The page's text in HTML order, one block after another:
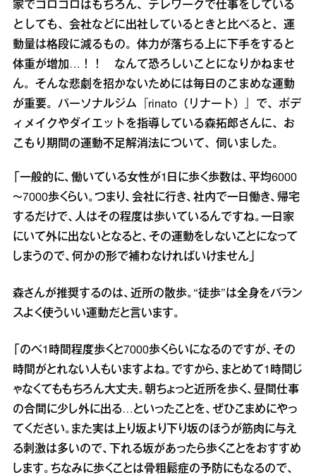
家でゴロゴロはもちろん、テレワークで仕事をしている
としても、会社などに出社しているときと比べると、運
動量は格段に減るもの。体力が落ちる上に下手をすると
体重が増加…！！ なんて恐ろしいことになりかねませ
ん。そんな悲劇を招かないためには毎日のこまめな運動
が重要。パーソナルジム『rinato（リナート）』で、ボデ
ィメイクやダイエットを指導している森拓郎さんに、お
こもり期間の運動不足解消法について、伺いました。
「一般的に、働いている女性が1日に歩く歩数は、平均6000
～7000歩くらい。つまり、会社に行き、社内で一日働き、帰宅
するだけで、人はその程度は歩いているんですね。一日家
にいて外に出ないとなると、その運動をしないことになって
しまうので、何かの形で補わなければいけません」
森さんが推奨するのは、近所の散歩。“徒歩”は全身をバラン
スよく使ういい運動だと言います。
「のべ1時間程度歩くと7000歩くらいになるのですが、その
時間がとれない人もいますよね。ですから、まとめて1時間じ
ゃなくてももちろん大丈夫。朝ちょっと近所を歩く、昼間仕事
の合間に少し外に出る…といったことを、ぜひこまめにやっ
てください。また実は上り坂より下り坂のほうが筋肉に与え
る刺激は多いので、下れる坂があったら歩くことをおすすめ
します。ちなみに歩くことは骨粗鬆症の予防にもなるので、